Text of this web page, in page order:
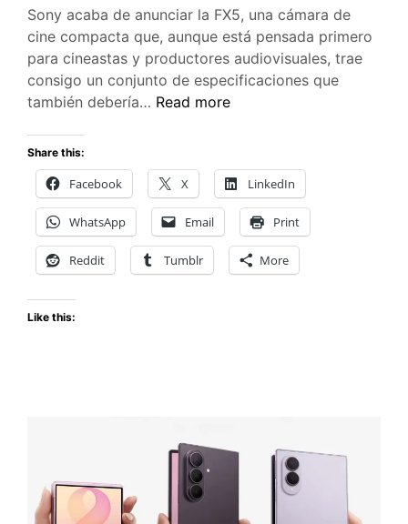
Sony acaba de anunciar la FX5, una cámara de
cine compacta que, aunque está pensada primero
para cineastas y productores audiovisuales, trae
consigo un conjunto de especificaciones que
también debería… Sony
nueva
cámara
que
promete
cambiar
el
Read more
Share this:
Facebook X LinkedIn
WhatsApp Email Print
Reddit Tumblr More
Like this: